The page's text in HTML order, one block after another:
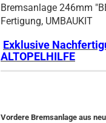
Bremsanlage 246mm
Fertigung, UMBAUKIT
Exklusive
ALTOPELHILFE
Vordere Bremsanlage aus